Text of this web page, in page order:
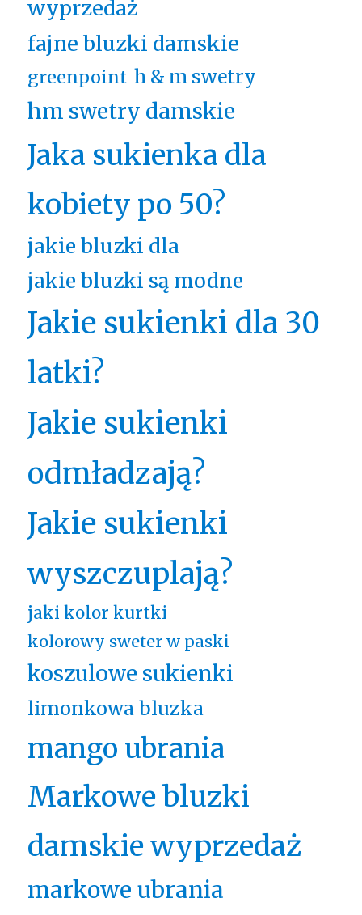
wyprzedaż
fajne bluzki damskie
greenpoint h & m swetry
hm swetry damskie
Jaka sukienka dla
kobiety po 50?
jakie bluzki dla
jakie bluzki są modne
Jakie sukienki dla 30
latki?
Jakie sukienki
odmładzają?
Jakie sukienki
wyszczuplają?
jaki kolor kurtki
kolorowy sweter w paski
koszulowe sukienki
limonkowa bluzka
mango ubrania
Markowe bluzki
damskie wyprzedaż
markowe ubrania